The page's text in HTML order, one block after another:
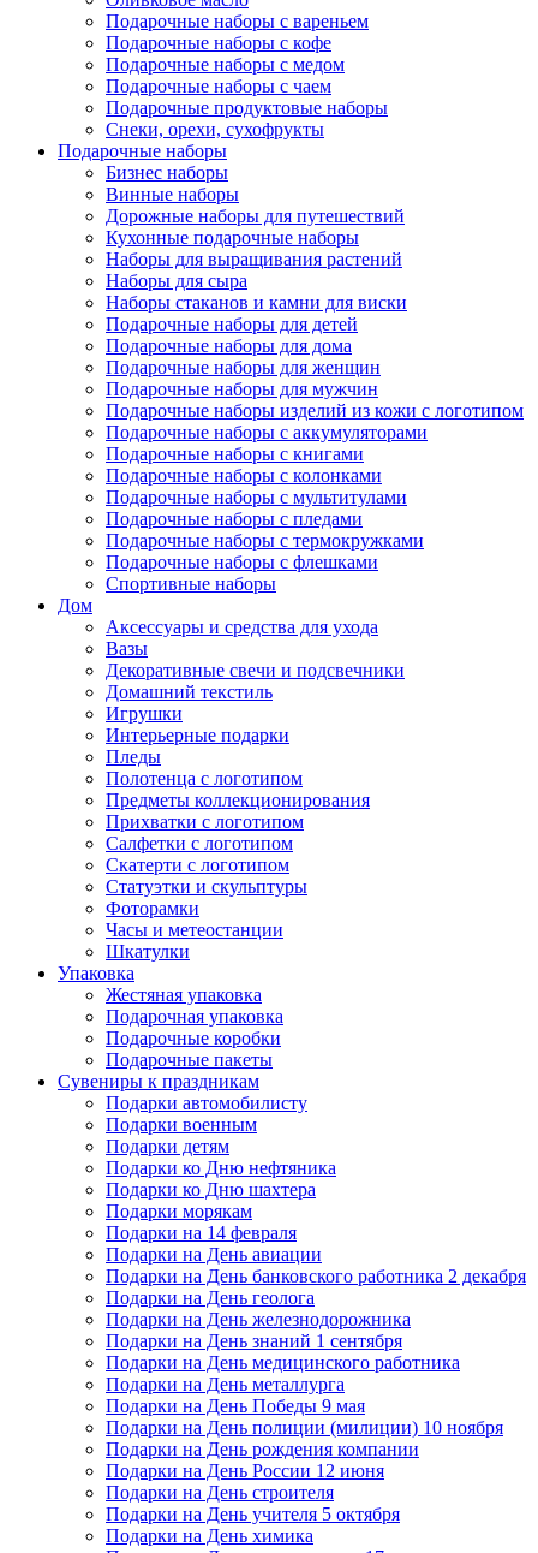
Подарочные наборы с вареньем
Подарочные наборы с кофе
Подарочные наборы с медом
Подарочные наборы с чаем
Подарочные продуктовые наборы
Снеки, орехи, сухофрукты
Подарочные наборы
Бизнес наборы
Винные наборы
Дорожные наборы для путешествий
Кухонные подарочные наборы
Наборы для выращивания растений
Наборы для сыра
Наборы стаканов и камни для виски
Подарочные наборы для детей
Подарочные наборы для дома
Подарочные наборы для женщин
Подарочные наборы для мужчин
Подарочные наборы изделий из кожи с логотипом
Подарочные наборы с аккумуляторами
Подарочные наборы с книгами
Подарочные наборы с колонками
Подарочные наборы с мультитулами
Подарочные наборы с пледами
Подарочные наборы с термокружками
Подарочные наборы с флешками
Спортивные наборы
Дом
Аксессуары и средства для ухода
Вазы
Декоративные свечи и подсвечники
Домашний текстиль
Игрушки
Интерьерные подарки
Пледы
Полотенца с логотипом
Предметы коллекционирования
Прихватки с логотипом
Салфетки с логотипом
Скатерти с логотипом
Статуэтки и скульптуры
Фоторамки
Часы и метеостанции
Шкатулки
Упаковка
Жестяная упаковка
Подарочная упаковка
Подарочные коробки
Подарочные пакеты
Сувениры к праздникам
Подарки автомобилисту
Подарки военным
Подарки детям
Подарки ко Дню нефтяника
Подарки ко Дню шахтера
Подарки морякам
Подарки на 14 февраля
Подарки на День авиации
Подарки на День банковского работника 2 декабря
Подарки на День геолога
Подарки на День железнодорожника
Подарки на День знаний 1 сентября
Подарки на День медицинского работника
Подарки на День металлурга
Подарки на День Победы 9 мая
Подарки на День полиции (милиции) 10 ноября
Подарки на День рождения компании
Подарки на День России 12 июня
Подарки на День строителя
Подарки на День учителя 5 октября
Подарки на День химика